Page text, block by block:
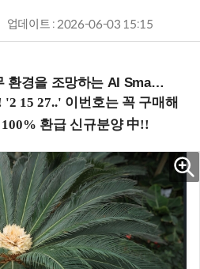
업데이트 : 2026-06-03 15:15
Smart Work Summit 2026 (9/11 코엑스)